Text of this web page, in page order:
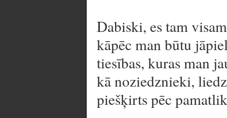
Dabiski, es tam
kāpēc man būtu
tiesības, kuras man
kā noziedznieki,
piešķirts pēc